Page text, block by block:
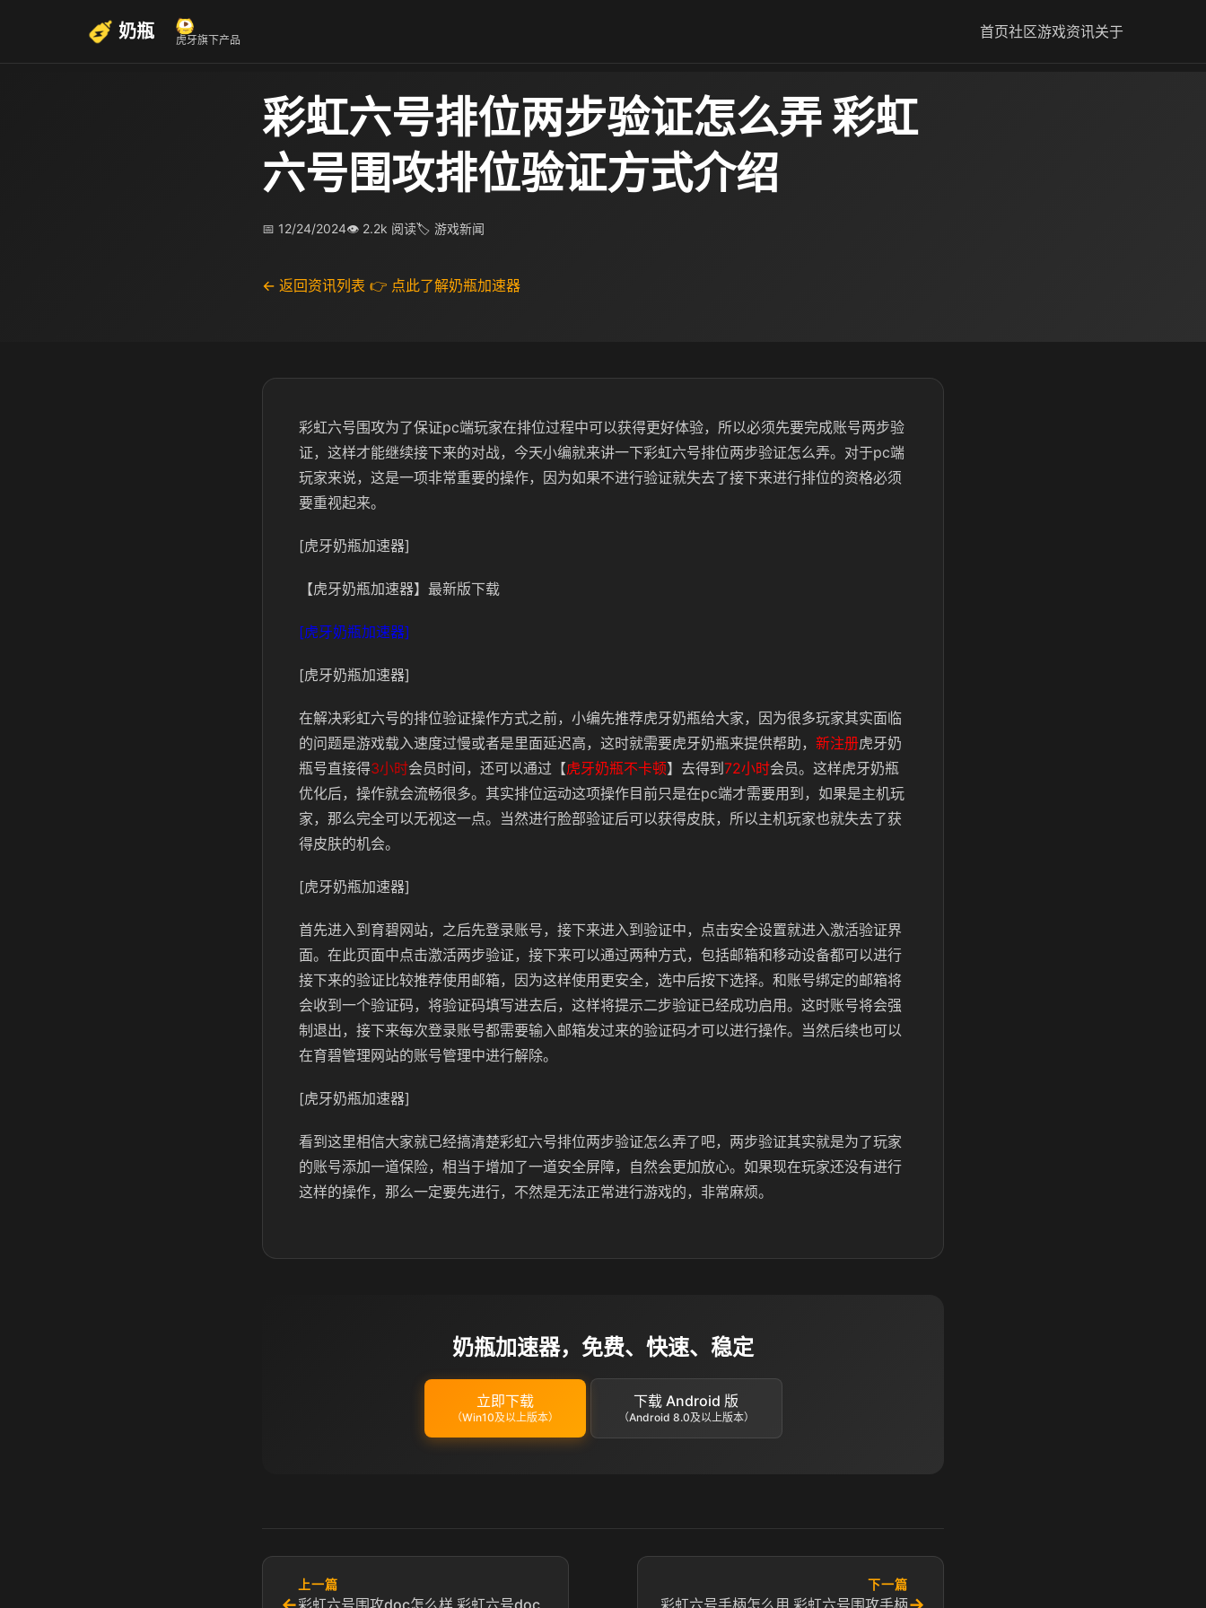
奶瓶 虎牙旗下产品 首页社区游戏资讯关于
彩虹六号排位两步验证怎么弄 彩虹
六号围攻排位验证方式介绍
📅 12/24/2024👁 2.2k 阅读🏷 游戏新闻
← 返回资讯列表 👉 点此了解奶瓶加速器
彩虹六号围攻为了保证pc端玩家在排位过程中可以获得更好体验，所以必须先要完成账号两步验
证，这样才能继续接下来的对战，今天小编就来讲一下彩虹六号排位两步验证怎么弄。对于pc端
玩家来说，这是一项非常重要的操作，因为如果不进行验证就失去了接下来进行排位的资格必须
要重视起来。
[虎牙奶瓶加速器]
【虎牙奶瓶加速器】最新版下载
[虎牙奶瓶加速器]
[虎牙奶瓶加速器]
在解决彩虹六号的排位验证操作方式之前，小编先推荐虎牙奶瓶给大家，因为很多玩家其实面临
的问题是游戏载入速度过慢或者是里面延迟高，这时就需要虎牙奶瓶来提供帮助， 新注册虎牙奶
瓶号直接得3小时会员时间，还可以通过【虎牙奶瓶不卡顿】去得到 72小时会员。这样虎牙奶瓶
优化后，操作就会流畅很多。其实排位运动这项操作目前只是在pc端才需要用到，如果是主机玩
家，那么完全可以无视这一点。当然进行脸部验证后可以获得皮肤，所以主机玩家也就失去了获
得皮肤的机会。
[虎牙奶瓶加速器]
首先进入到育碧网站，之后先登录账号，接下来进入到验证中，点击安全设置就进入激活验证界
面。在此页面中点击激活两步验证，接下来可以通过两种方式，包括邮箱和移动设备都可以进行
接下来的验证比较推荐使用邮箱，因为这样使用更安全，选中后按下选择。和账号绑定的邮箱将
会收到一个验证码，将验证码填写进去后，这样将提示二步验证已经成功启用。这时账号将会强
制退出，接下来每次登录账号都需要输入邮箱发过来的验证码才可以进行操作。当然后续也可以
在育碧管理网站的账号管理中进行解除。
[虎牙奶瓶加速器]
看到这里相信大家就已经搞清楚彩虹六号排位两步验证怎么弄了吧，两步验证其实就是为了玩家
的账号添加一道保险，相当于增加了一道安全屏障，自然会更加放心。如果现在玩家还没有进行
这样的操作，那么一定要先进行，不然是无法正常进行游戏的，非常麻烦。
奶瓶加速器，免费、快速、稳定
立即下载
（Win10及以上版本）
下载 Android 版
（Android 8.0及以上版本）
上一篇
彩虹六号围攻doc怎么样 彩虹六号doc
下一篇
彩虹六号手柄怎么用 彩虹六号围攻手柄